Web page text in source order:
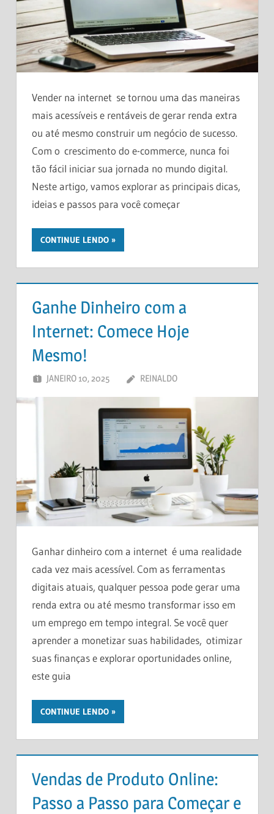
Vender na internet se tornou uma das maneiras
mais acessíveis e rentáveis de gerar renda extra
ou até mesmo construir um negócio de sucesso.
Com o crescimento do e-commerce, nunca foi
tão fácil iniciar sua jornada no mundo digital.
Neste artigo, vamos explorar as principais dicas,
ideias e passos para você começar
CONTINUE LENDO
Ganhe Dinheiro com a
Internet: Comece Hoje
Mesmo!
JANEIRO 10, 2025 REINALDO
COMENTÁRIO
Ganhar dinheiro com a internet é uma realidade
cada vez mais acessível. Com as ferramentas
digitais atuais, qualquer pessoa pode gerar uma
renda extra ou até mesmo transformar isso em
um emprego em tempo integral. Se você quer
aprender a monetizar suas habilidades, otimizar
suas finanças e explorar oportunidades online,
este guia
CONTINUE LENDO
Vendas de Produto Online:
Passo a Passo para Começar e